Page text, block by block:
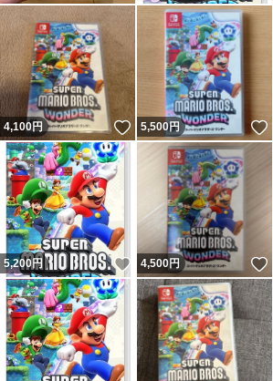
4,100円 いいね！
5,500円
5,200 円 いいね！
4,500円